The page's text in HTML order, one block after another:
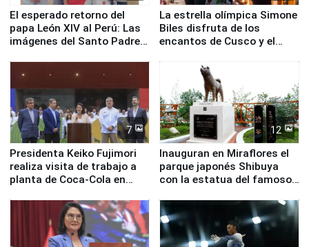
El esperado retorno del
papa León XIV al Perú: Las
imágenes del Santo Padre
La estrella olímpica Simone
Biles disfruta de los
encantos de Cusco y el
7
Presidenta Keiko Fujimori
realiza visita de trabajo a
planta de Coca-Cola en
12
Inauguran en Miraflores el
parque japonés Shibuya
con la estatua del famoso